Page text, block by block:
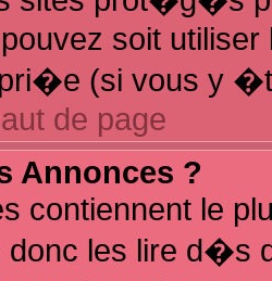
soit
(si vous y
de page
Annonces ?
contiennent le
donc les lire d�s